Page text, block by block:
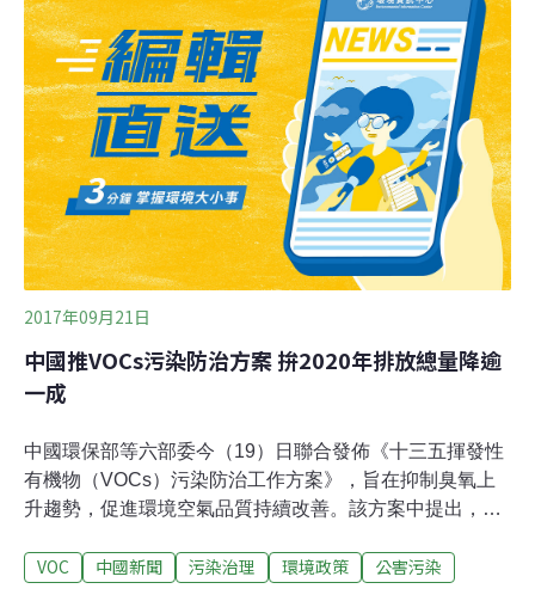
要是石化業者在製造使用，包括六輕、高雄林園工業區
等，管道與逸散源都將加嚴管制。尤其在設備元件的檢測
值，環署此次跟上雲林縣府自訂的小於1000ppm，將原本
的1萬ppm大幅下修。有害空污物專法管制 將依居民健康
風險「量身訂做」有害空污物包括揮發性有毒污染物
（VOCs）、重金屬、戴奧辛、酸性氣體等，但目前分散
在不同的法規中。此次環署提出有害空污物排放標準，將
針對特定行業所排放的有害空污物訂出排放標準
2017年09月21日
中國推VOCs污染防治方案 拚2020年排放總量降逾
一成
中國環保部等六部委今（19）日聯合發佈《十三五揮發性
有機物（VOCs）污染防治工作方案》，旨在抑制臭氧上
升趨勢，促進環境空氣品質持續改善。該方案中提出，到
染防治管理體系，實施重點地區、重點行業VOCs污染減
VOC 中國新聞 污染治理 環境政策 公害污染